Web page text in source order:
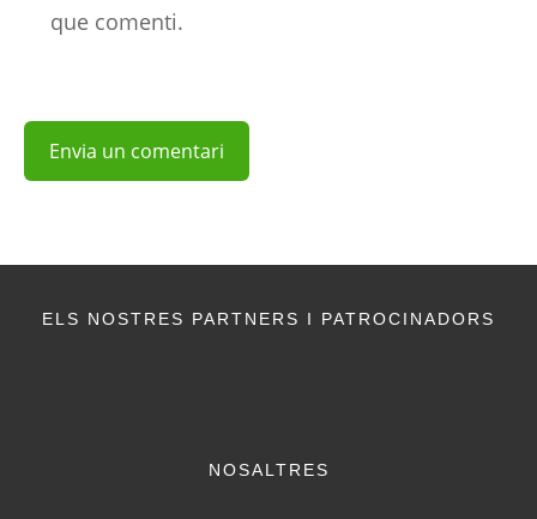
que comenti.
ELS NOSTRES PARTNERS I PATROCINADORS
NOSALTRES